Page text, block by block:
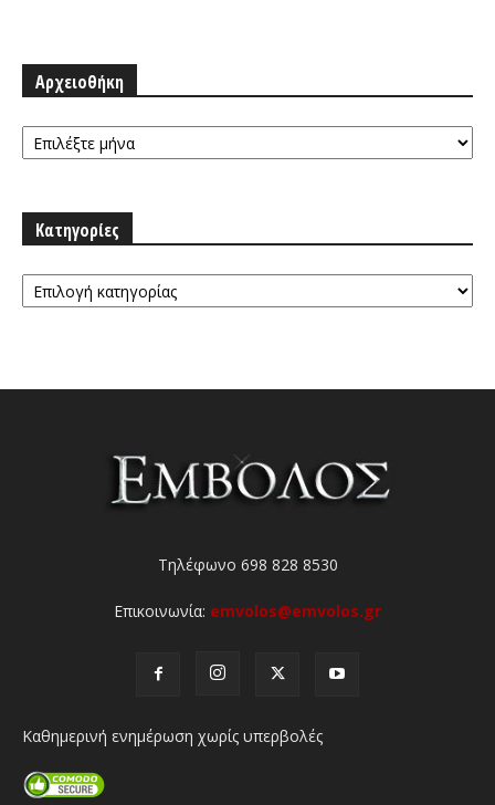
Αρχειοθήκη
Αρχειοθήκη
Κατηγορίες
Κατηγορίες
Τηλέφωνο 698 828 8530
Επικοινωνία: emvolos@emvolos.gr
Καθημερινή ενημέρωση χωρίς υπερβολές